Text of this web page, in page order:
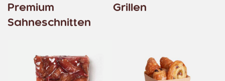
Premium
Sahneschnitten
Grillen